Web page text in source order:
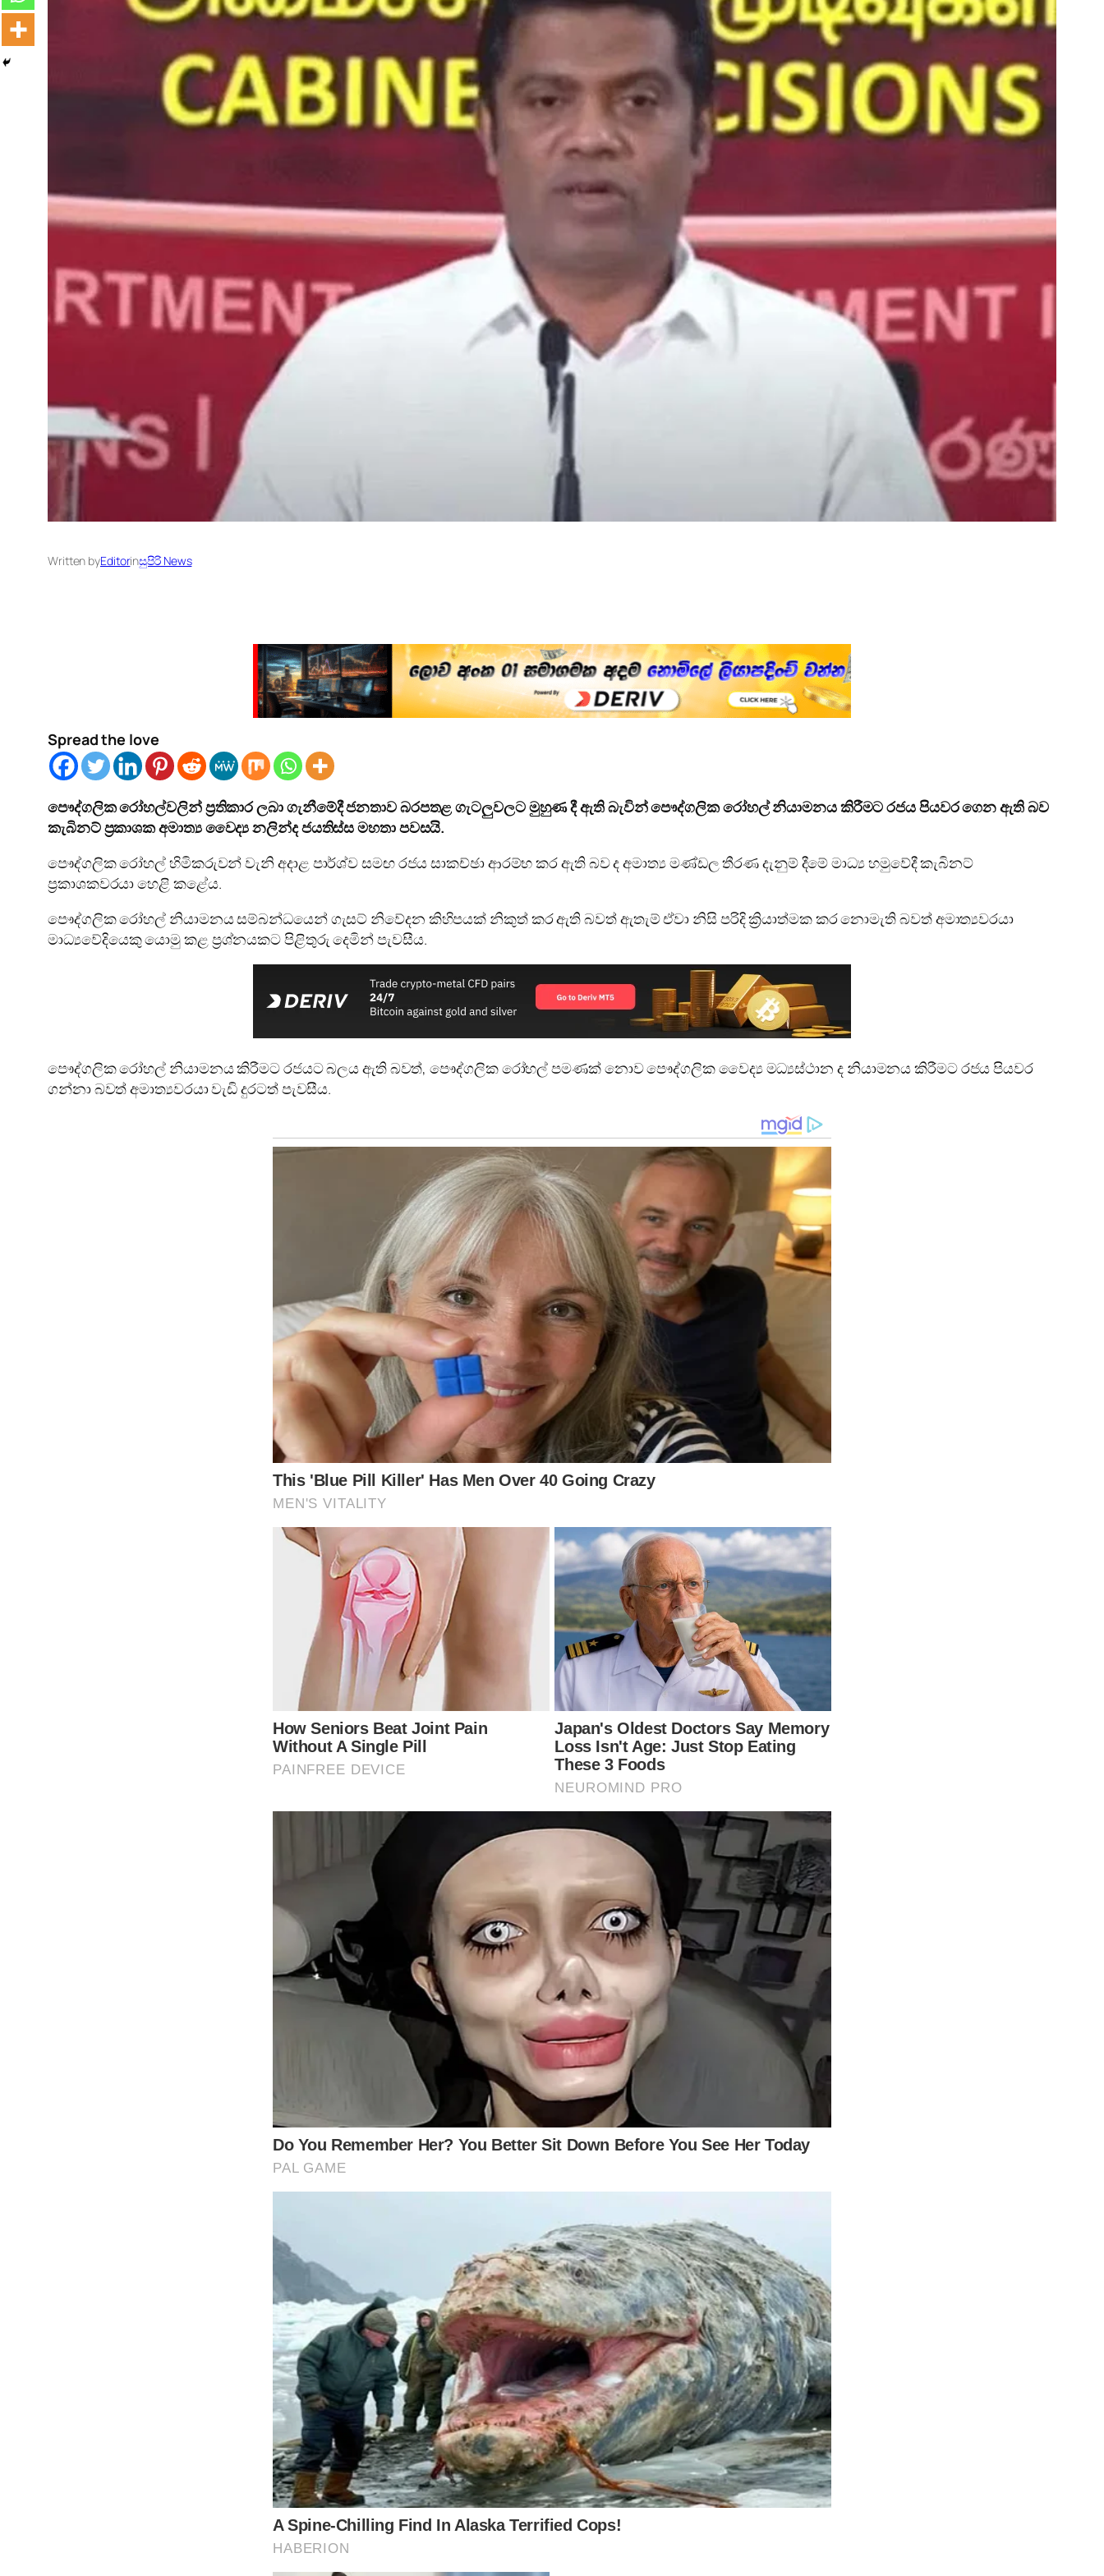
Written byEditorinසුපිරි News
Spread the love
පෞද්ගලික රෝහල්වලින් ප්‍රතිකාර ලබා ගැනීමේදී ජනතාව බරපතළ ගැටලුවලට මුහුණ දී ඇති බැවින් පෞද්ගලික රෝහල් නියාමනය කිරීමට රජය පියවර ගෙන ඇති බව
කැබිනට් ප්‍රකාශක අමාත්‍ය වෛද්‍ය නලින්ද ජයතිස්ස මහතා පවසයි.
පෞද්ගලික රෝහල් හිමිකරුවන් වැනි අදාළ පාර්ශ්ව සමඟ රජය සාකච්ඡා ආරම්භ කර ඇති බව ද අමාත්‍ය මණ්ඩල තීරණ දැනුම් දීමේ මාධ්‍ය හමුවේදී කැබිනට්
ප්‍රකාශකවරයා හෙළි කළේය.
පෞද්ගලික රෝහල් නියාමනය සම්බන්ධයෙන් ගැසට් නිවේදන කිහිපයක් නිකුත් කර ඇති බවත් ඇතැම් ඒවා නිසි පරිදි ක්‍රියාත්මක කර නොමැති බවත් අමාත්‍යවරයා
මාධ්‍යවේදියෙකු යොමු කළ ප්‍රශ්නයකට පිළිතුරු දෙමින් පැවසීය.
පෞද්ගලික රෝහල් නියාමනය කිරීමට රජයට බලය ඇති බවත්, පෞද්ගලික රෝහල් පමණක් නොව පෞද්ගලික වෛද්‍ය මධ්‍යස්ථාන ද නියාමනය කිරීමට රජය පියවර
ගන්නා බවත් අමාත්‍යවරයා වැඩි දුරටත් පැවසීය.